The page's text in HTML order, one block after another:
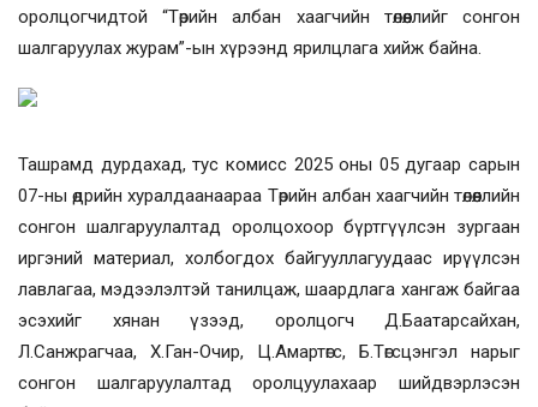
оролцогчидтой “Төрийн албан хаагчийн төлөөллийг сонгон
шалгаруулах журам”-ын хүрээнд ярилцлага хийж байна.
Ташрамд дурдахад, тус комисс 2025 оны 05 дугаар сарын
07-ны өдрийн хуралдаанаараа Төрийн албан хаагчийн төлөөллийн
сонгон шалгаруулалтад оролцохоор бүртгүүлсэн зургаан
иргэний материал, холбогдох байгууллагуудаас ирүүлсэн
лавлагаа, мэдээлэлтэй танилцаж, шаардлага хангаж байгаа
эсэхийг хянан үзээд, оролцогч Д.Баатарсайхан,
Л.Санжрагчаа, Х.Ган-Очир, Ц.Амартөгс, Б.Төгсцэнгэл нарыг
сонгон шалгаруулалтад оролцуулахаар шийдвэрлэсэн